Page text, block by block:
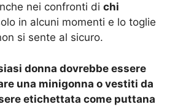
nei confronti di chi
in alcuni momenti e lo toglie
si sente al sicuro.
donna dovrebbe essere
una minigonna o vestiti da
etichettata come puttana